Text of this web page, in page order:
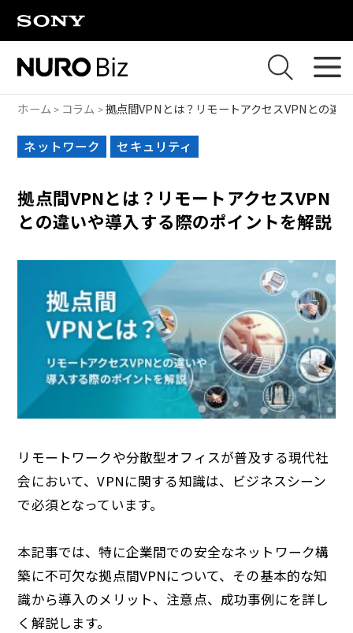
ホーム コラム 拠点間VPNとは？リモートアクセスVPNとの違
ネットワーク セキュリティ
拠点間VPNとは？リモートアクセスVPN
との違いや導入する際のポイントを解説
リモートワークや分散型オフィスが普及する現代社
会において、VPNに関する知識は、ビジネスシーン
で必須となっています。
本記事では、特に企業間での安全なネットワーク構
築に不可欠な拠点間VPNについて、その基本的な知
識から導入のメリット、注意点、成功事例にを詳し
く解説します。